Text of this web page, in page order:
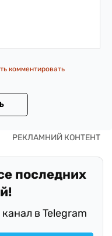
комментировать
последних
в Telegram